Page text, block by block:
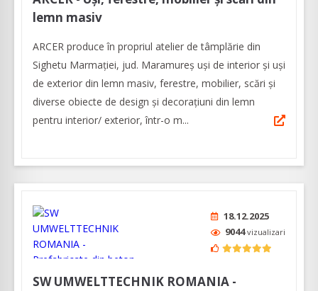
lemn masiv
ARCER produce în propriul atelier de tâmplărie din
Sighetu Marmației, jud. Maramureș uși de interior și uși
de exterior din lemn masiv, ferestre, mobilier, scări și
diverse obiecte de design și decorațiuni din lemn
pentru interior/ exterior, într-o m...
18.12.2025
9044vizualizari
SW UMWELTTECHNIK ROMANIA -